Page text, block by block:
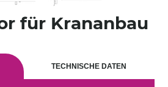
für Krananbau
TECHNISCHE DATEN